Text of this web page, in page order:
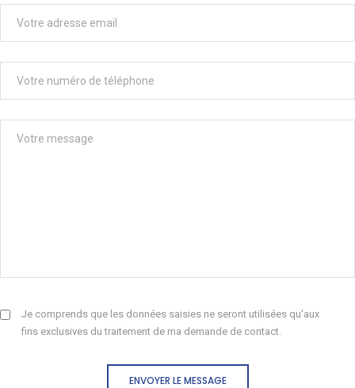
Je comprends que les données saisies ne seront utilisées qu'aux
fins exclusives du traitement de ma demande de contact.
ENVOYER LE MESSAGE